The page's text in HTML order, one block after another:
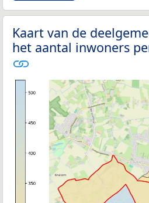
Kaart van de
het aantal inwoners